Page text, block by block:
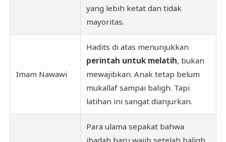
yang lebih ketat dan tidak
mayoritas.
Imam Nawawi
Hadits di atas menunjukkan
perintah untuk melatih, bukan
mewajibkan. Anak tetap belum
mukallaf sampai baligh. Tapi
latihan ini sangat dianjurkan.
Para ulama sepakat bahwa
ibadah baru wajib setelah baligh,